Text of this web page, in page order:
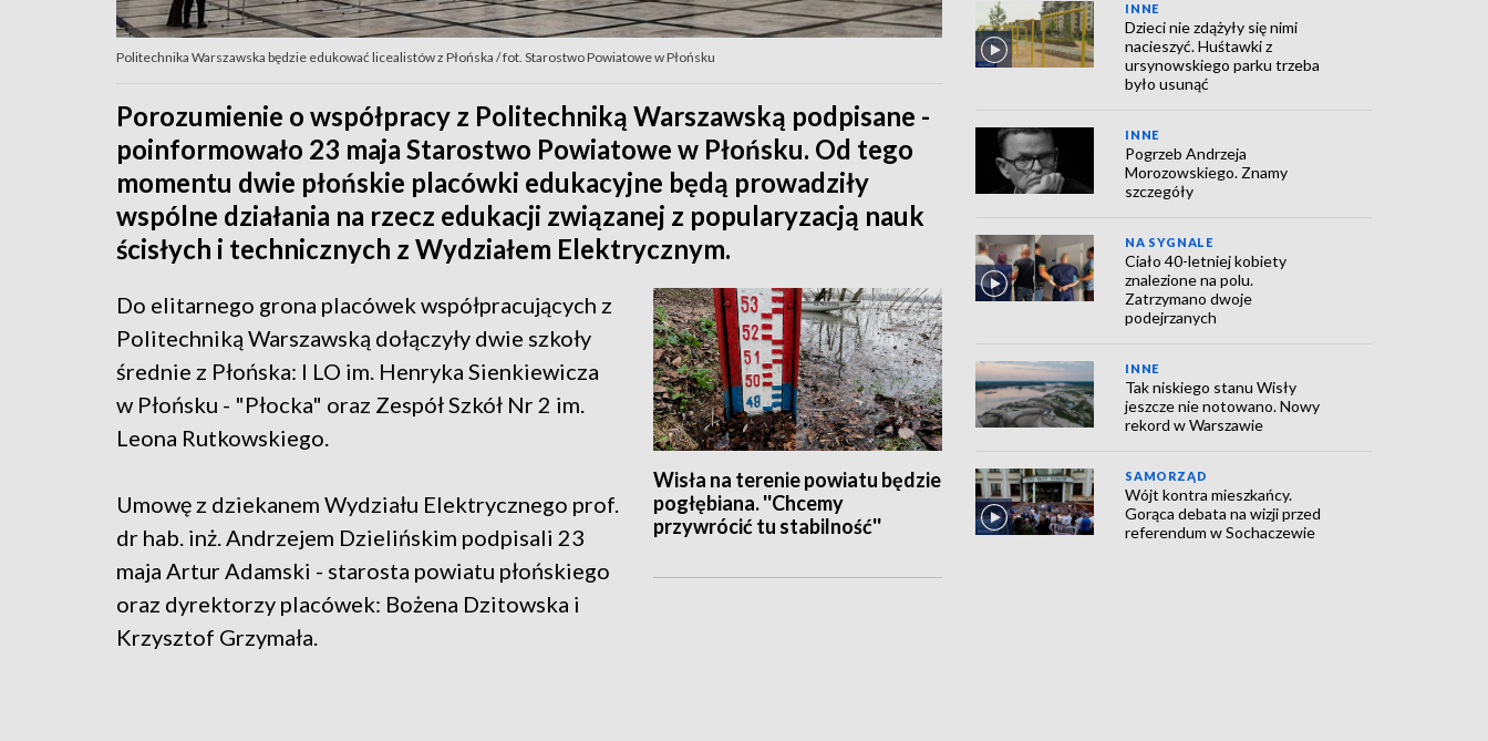
Politechnika Warszawska będzie edukować licealistów z Płońska / fot. Starostwo Powiatowe w Płońsku
Porozumienie o współpracy z Politechniką Warszawską podpisane -
poinformowało 23 maja Starostwo Powiatowe w Płońsku. Od tego
momentu dwie płońskie placówki edukacyjne będą prowadziły
wspólne działania na rzecz edukacji związanej z popularyzacją nauk
ścisłych i technicznych z Wydziałem Elektrycznym.
Wisła na terenie powiatu będzie
pogłębiana. ''Chcemy
przywrócić tu stabilność''
Do elitarnego grona placówek współpracujących z
Politechniką Warszawską dołączyły dwie szkoły
średnie z Płońska: I LO im. Henryka Sienkiewicza
w Płońsku - "Płocka" oraz Zespół Szkół Nr 2 im.
Leona Rutkowskiego.
Umowę z dziekanem Wydziału Elektrycznego prof.
dr hab. inż. Andrzejem Dzielińskim podpisali 23
maja Artur Adamski - starosta powiatu płońskiego
oraz dyrektorzy placówek: Bożena Dzitowska i
Krzysztof Grzymała.
INNE
Dzieci nie zdążyły się nimi
nacieszyć. Huśtawki z
ursynowskiego parku trzeba
było usunąć
INNE
Pogrzeb Andrzeja
Morozowskiego. Znamy
szczegóły
NA SYGNALE
Ciało 40-letniej kobiety
znalezione na polu.
Zatrzymano dwoje
podejrzanych
INNE
Tak niskiego stanu Wisły
jeszcze nie notowano. Nowy
rekord w Warszawie
SAMORZĄD
Wójt kontra mieszkańcy.
Gorąca debata na wizji przed
referendum w Sochaczewie